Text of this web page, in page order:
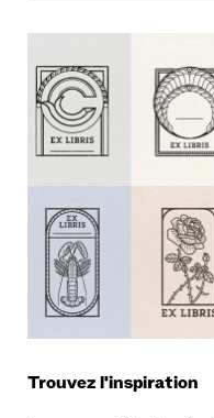
Trouvez l'inspiration